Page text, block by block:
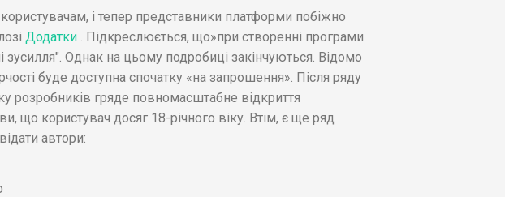
і тепер представники платформи побіжно
Додатки
. Підкреслюється, що»при створенні програми
зусилля". Однак на цьому подробиці закінчуються. Відомо
буде доступна спочатку «на запрошення». Після ряду
розробників гряде повномасштабне відкриття
що користувач досяг 18-річного віку. Втім, є ще ряд
автори: